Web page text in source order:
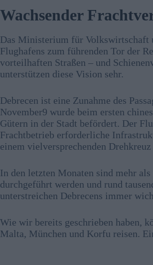
Wachsender
Das Ministerium für Volkswirtschaft
Flughafens zum führenden Tor der
vorteilhaften Straßen – und
unterstützen diese Vision sehr.
Debrecen ist eine Zunahme des
November9 wurde beim ersten
Gütern in der Stadt befördert. Der
Frachtbetrieb erforderliche
einem vielversprechenden
In den letzten Monaten sind mehr
durchgeführt werden und rund
unterstreichen Debrecens immer
Wie wir bereits geschrieben haben,
Malta, München und Korfu reisen.